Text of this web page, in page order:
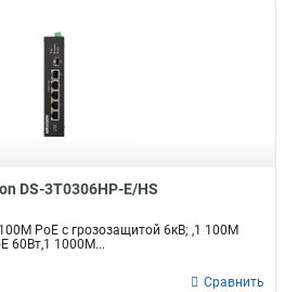
DS-3T0306HP-E/HS
PoE с грозозащитой 6кВ; ,1 100M
60Вт,1 1000М...
Сравнить